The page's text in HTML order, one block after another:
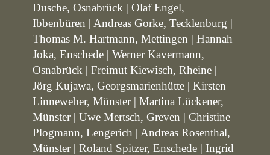
Dusche, Osnabrück | Olaf Engel,
Ibbenbüren | Andreas Gorke, Tecklenburg |
Thomas M. Hartmann, Mettingen | Hannah
Joka, Enschede | Werner Kavermann,
Osnabrück | Freimut Kiewisch, Rheine |
Jörg Kujawa, Georgsmarienhütte | Kirsten
Linneweber, Münster | Martina Lückener,
Münster | Uwe Mertsch, Greven | Christine
Plogmann, Lengerich | Andreas Rosenthal,
Münster | Roland Spitzer, Enschede | Ingrid